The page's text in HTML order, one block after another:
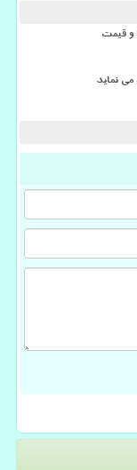
و قیمت
نماید